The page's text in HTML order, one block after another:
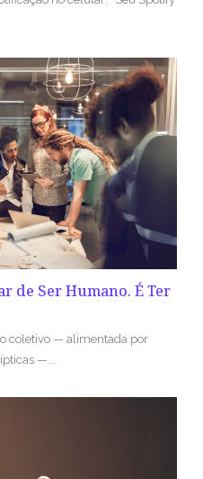
de Ser Humano. É Ter
coletivo — alimentada por
—...